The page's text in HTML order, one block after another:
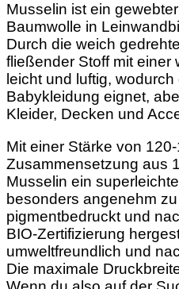
Musselin ist ein
Baumwolle in
Durch die weich
fließender Stoff mit einer
leicht und luftig,
Babykleidung eignet,
Kleider, Decken und
Mit einer Stärke von
Zusammensetzung aus
Musselin ein
besonders angenehm
pigmentbedruckt und
BIO-Zertifizierung
umweltfreundlich und
Die maximale